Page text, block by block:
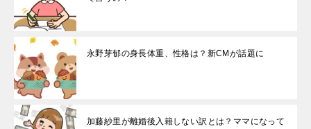
永野芽郁の身長体重、性格は？新CMが話題に
加藤紗里が離婚後入籍しない訳とは？ママになって